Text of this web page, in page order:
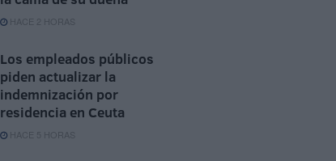
HACE 2 HORAS
Los empleados públicos
piden actualizar la
indemnización por
residencia en Ceuta
HACE 5 HORAS